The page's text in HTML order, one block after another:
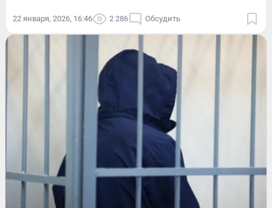
22 января, 2026, 16:46 2 286 Обсудить